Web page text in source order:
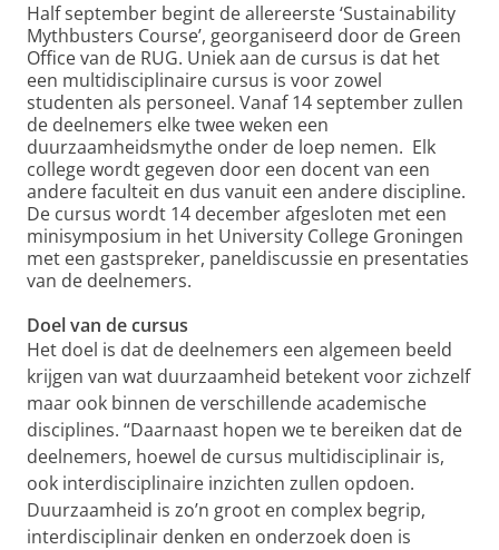
Half september begint de allereerste ‘Sustainability
Mythbusters Course’, georganiseerd door de Green
Office van de RUG. Uniek aan de cursus is dat het
een multidisciplinaire cursus is voor zowel
studenten als personeel. Vanaf 14 september zullen
de deelnemers elke twee weken een
duurzaamheidsmythe onder de loep nemen. Elk
college wordt gegeven door een docent van een
andere faculteit en dus vanuit een andere discipline.
De cursus wordt 14 december afgesloten met een
minisymposium in het University College Groningen
met een gastspreker, paneldiscussie en presentaties
van de deelnemers.
Doel van de cursus
Het doel is dat de deelnemers een algemeen beeld
krijgen van wat duurzaamheid betekent voor zichzelf
maar ook binnen de verschillende academische
disciplines. “Daarnaast hopen we te bereiken dat de
deelnemers, hoewel de cursus multidisciplinair is,
ook interdisciplinaire inzichten zullen opdoen.
Duurzaamheid is zo’n groot en complex begrip,
interdisciplinair denken en onderzoek doen is